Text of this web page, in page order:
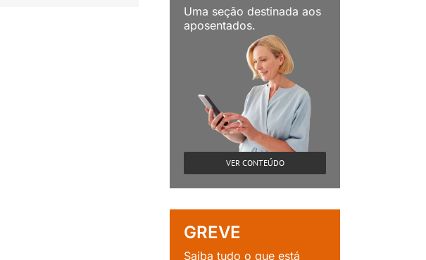
Uma seção destinada aos
aposentados.
VER CONTEÚDO
GREVE
Saiba tudo o que está